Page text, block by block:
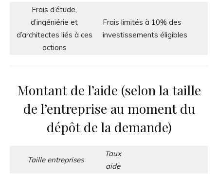
Frais d’étude,
d’ingéniérie et
d’architectes liés à ces
actions
Frais limités à 10% des
investissements éligibles
Montant de l’aide (selon la taille
de l’entreprise au moment du
dépôt de la demande)
Taille entreprises
Taux
aide